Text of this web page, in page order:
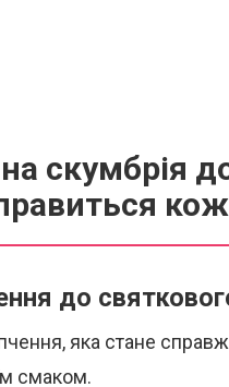
скумбрія
до
яка стане
смаком.